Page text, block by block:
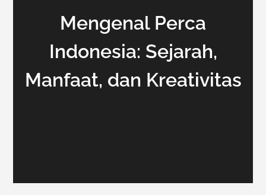
Mengenal Perca
Indonesia: Sejarah,
Manfaat, dan Kreativitas